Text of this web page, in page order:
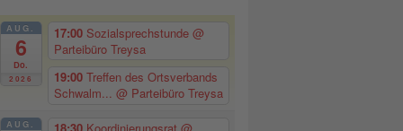
AUG.
6
Do.
2026
17:00 Sozialsprechstunde @
Parteibüro Treysa
19:00 Treffen des Ortsverbands
Schwalm... @ Parteibüro Treysa
AUG.